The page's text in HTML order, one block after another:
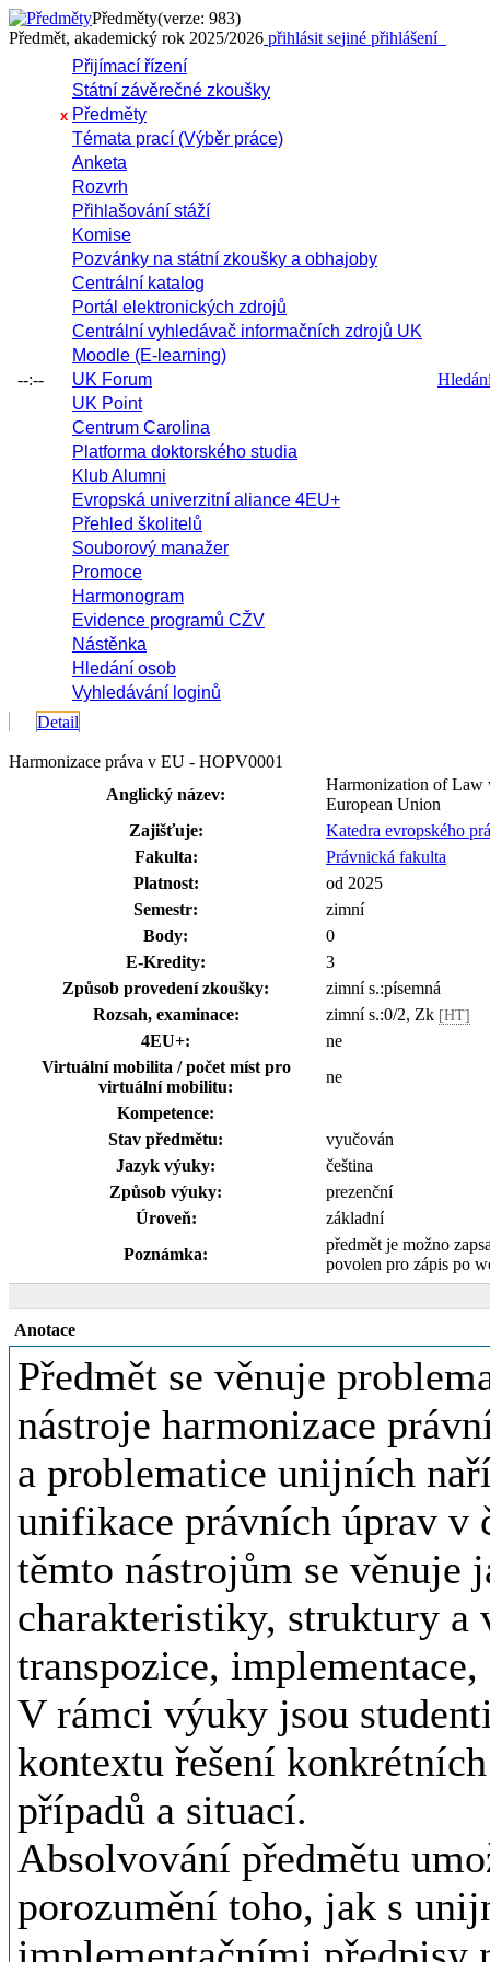
Předměty(verze: 983)
Předmět, akademický rok 2025/2026 přihlásit sejiné přihlášení
--:--
Přijímací řízení
Státní závěrečné zkoušky
x Předměty
Témata prací (Výběr práce)
Anketa
Rozvrh
Přihlašování stáží
Komise
Pozvánky na státní zkoušky a obhajoby
Centrální katalog
Portál elektronických zdrojů
Centrální vyhledávač informačních zdrojů UK
Moodle (E-learning)
UK Forum
UK Point
Centrum Carolina
Platforma doktorského studia
Klub Alumni
Evropská univerzitní aliance 4EU+
Přehled školitelů
Souborový manažer
Promoce
Harmonogram
Evidence programů CŽV
Nástěnka
Hledání osob
Vyhledávání loginů
Detail
Harmonizace práva v EU - HOPV0001
Anglický název:
Harmonization of Law
European Union
Zajišťuje:
Katedra evropského
Fakulta:
Právnická fakulta
Platnost:
od 2025
Semestr:
zimní
Body:
0
E-Kredity:
3
Způsob provedení zkoušky:
zimní s.:písemná
Rozsah, examinace:
zimní s.:0/2, Zk [HT]
4EU+:
ne
Virtuální mobilita / počet míst pro
virtuální mobilitu:
ne
Kompetence:
Stav předmětu:
vyučován
Jazyk výuky:
čeština
Způsob výuky:
prezenční
Úroveň:
základní
Poznámka:
předmět je možno
povolen pro zápis po
Anotace
Předmět se věnuje
nástroje harmonizace
a problematice unijních
unifikace právních úprav v
těmto nástrojům se věnuje
charakteristiky, struktury
transpozice,
V rámci výuky jsou
kontextu řešení
případů a situací.
Absolvování předmětu
porozumění toho, jak s